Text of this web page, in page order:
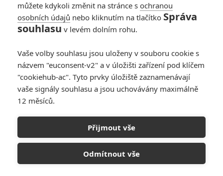
PŘIDAT NOVÝ KOMENTÁŘ
Pro psaní komentářů, se přihlašte.
RECENZE FILMŮ
10
narůžovo
5
Recenze: Záhada strašidelného
zámku úroveň štědrovečerních
pohádek nepozvedla
můžete kdykoli změnit na stránce s ochranou
osobních údajů nebo kliknutím na tlačítko Správa
souhlasu v levém dolním rohu.
Vaše volby souhlasu jsou uloženy v souboru cookie s
názvem "euconsent-v2" a v úložišti zařízení pod klíčem
"cookiehub-ac". Tyto prvky úložiště zaznamenávají
vaše signály souhlasu a jsou uchovávány maximálně
12 měsíců.
Přijmout vše
Odmítnout vše